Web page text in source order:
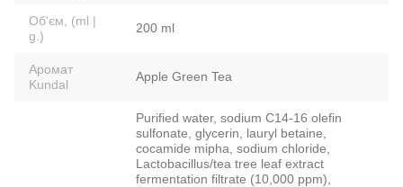
Об'єм, (ml |
g.)
200 ml
Аромат
Kundal
Apple Green Tea
Purified water, sodium C14-16 olefin
sulfonate, glycerin, lauryl betaine,
cocamide mipha, sodium chloride,
Lactobacillus/tea tree leaf extract
fermentation filtrate (10,000 ppm),